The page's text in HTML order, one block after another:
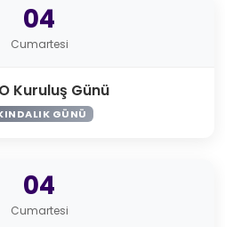
04
Cumartesi
Kuruluş Günü
GÜNÜ
04
Cumartesi